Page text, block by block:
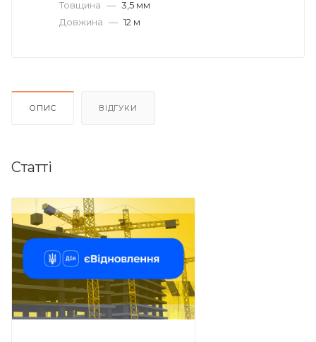
Товщина — 3,5 мм
Довжина — 12 м
ОПИС ВІДГУКИ
Статті